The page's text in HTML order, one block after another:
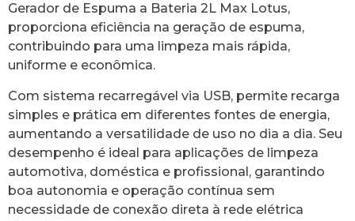
Gerador de Espuma a Bateria 2L Max Lotus,
proporciona eficiência na geração de espuma,
contribuindo para uma limpeza mais rápida,
uniforme e econômica.
Com sistema recarregável via USB, permite recarga
simples e prática em diferentes fontes de energia,
aumentando a versatilidade de uso no dia a dia. Seu
desempenho é ideal para aplicações de limpeza
automotiva, doméstica e profissional, garantindo
boa autonomia e operação contínua sem
necessidade de conexão direta à rede elétrica